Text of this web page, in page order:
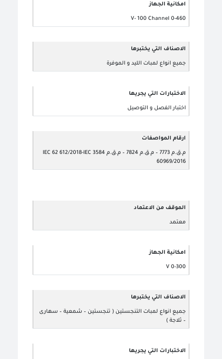
امكانية الجهاز
0-460 V- 100 Channel
الاصناف التي يختبرها
جميع انواع لمبات الليد و الموفرة
الاختبارات التي يجريها
اختبار الفصل و التوصيل
ارقام المواصفات
م.ق.م 7773 – م.ق.م 7824 – م.ق.م 3584 IEC 62 612/2018-IEC
60969/2016
الموقف من الاعتماد
معتمد
امكانية الجهاز
0-300 V
الاصناف التي يختبرها
جميع انواع لمبات التنجستين ( تنجستين – شمعية – سهارى
– ثلاجة )
الاختبارات التي يجريها